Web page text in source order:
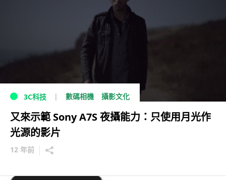
3C科技 數碼相機 攝影文化
又來示範 Sony A7S 夜攝能力：只使用月光作
光源的影片
12 年前